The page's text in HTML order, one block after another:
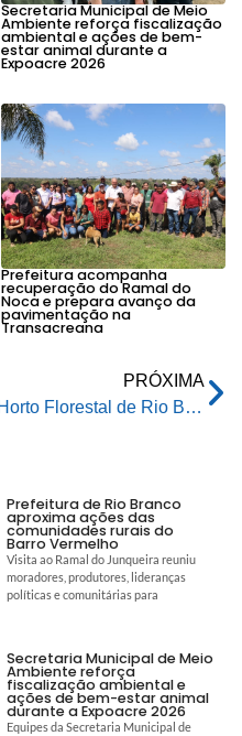
Secretaria Municipal de Meio
Ambiente reforça fiscalização
ambiental e ações de bem-
estar animal durante a
Expoacre 2026
Prefeitura acompanha
recuperação do Ramal do
Noca e prepara avanço da
pavimentação na
Transacreana
PRÓXIMA
Horto Florestal de Rio Branco já tem mais de 80 espécies de aves registradas por meio da ciência cidadã
Prefeitura de Rio Branco
aproxima ações das
comunidades rurais do
Barro Vermelho
Visita ao Ramal do Junqueira reuniu
moradores, produtores, lideranças
políticas e comunitárias para
Secretaria Municipal de Meio
Ambiente reforça
fiscalização ambiental e
ações de bem-estar animal
durante a Expoacre 2026
Equipes da Secretaria Municipal de